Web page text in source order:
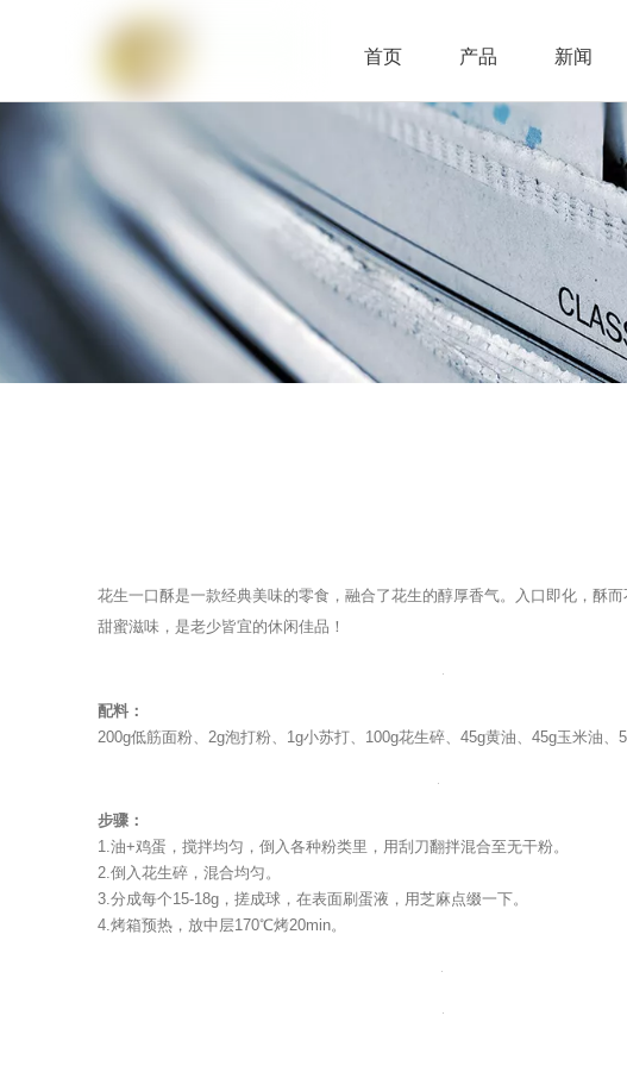
首页 产品 新闻
["facebook","twitter","line","wechat","linkedin","pinterest","whatsapp"]
花生一口酥是一款经典美味的零食，融合了花生的醇厚香气。入口即化，酥
甜蜜滋味，是老少皆宜的休闲佳品！
配料：
200g低筋面粉、2g泡打粉、1g小苏打、100g花生碎、45g黄油、45g玉米油、
步骤：
1.油+鸡蛋，搅拌均匀，倒入各种粉类里，用刮刀翻拌混合至无干粉。
2.倒入花生碎，混合均匀。
3.分成每个15-18g，搓成球，在表面刷蛋液，用芝麻点缀一下。
4.烤箱预热，放中层170℃烤20min。